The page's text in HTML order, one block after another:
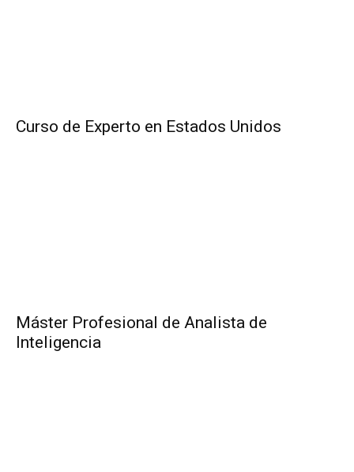
Curso de Experto en Estados Unidos
Máster Profesional de Analista de
Inteligencia